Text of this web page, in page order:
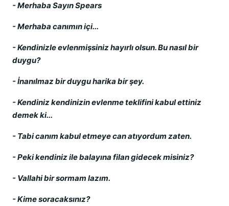
- Merhaba Sayın Spears
- Merhaba canımın içi...
- Kendinizle evlenmişsiniz hayırlı olsun. Bu nasıl bir
duygu?
- İnanılmaz bir duygu harika bir şey.
- Kendiniz kendinizin evlenme teklifini kabul ettiniz
demek ki...
- Tabi canım kabul etmeye can atıyordum zaten.
- Peki kendiniz ile balayına filan gidecek misiniz?
- Vallahi bir sormam lazım.
- Kime soracaksınız?